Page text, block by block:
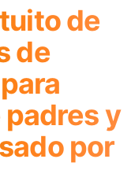
de
de
y
por